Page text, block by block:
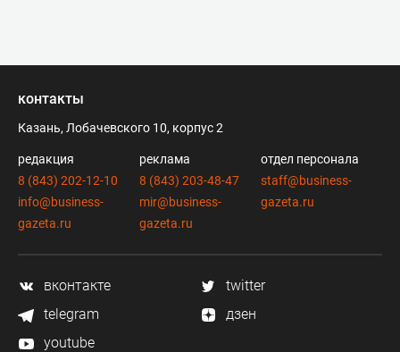
контакты
Казань, Лобачевского 10, корпус 2
редакция
8 (843) 202-12-10
info@business-
gazeta.ru
реклама
8 (843) 203-48-47
mir@business-
gazeta.ru
отдел персонала
staff@business-
gazeta.ru
вконтакте
twitter
telegram
дзен
youtube